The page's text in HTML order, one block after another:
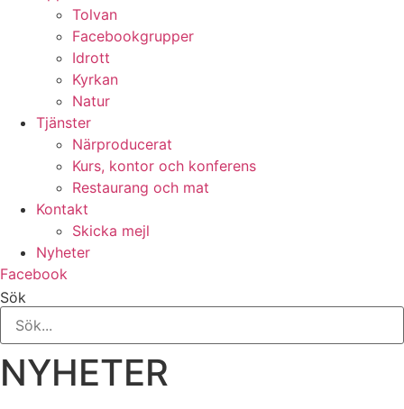
Tolvan
Facebookgrupper
Idrott
Kyrkan
Natur
Tjänster
Närproducerat
Kurs, kontor och konferens
Restaurang och mat
Kontakt
Skicka mejl
Nyheter
Facebook
Sök
NYHETER